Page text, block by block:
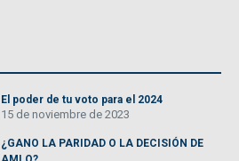
El poder de tu voto para el 2024
15 de noviembre de 2023
¿GANO LA PARIDAD O LA DECISIÓN DE